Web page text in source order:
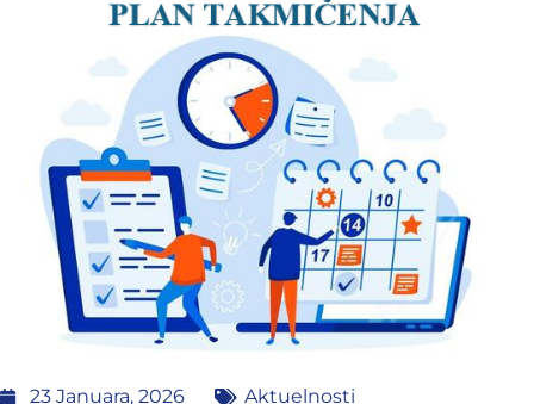
23 Januara, 2026 Aktuelnosti